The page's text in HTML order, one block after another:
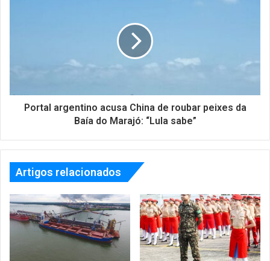
Portal argentino acusa China de roubar peixes da
Baía do Marajó: “Lula sabe”
Artigos relacionados